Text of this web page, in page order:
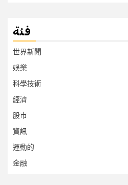
فئة
世界新聞
娛樂
科學技術
經濟
股市
資訊
運動的
金融